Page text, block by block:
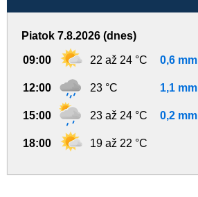
Piatok 7.8.2026 (dnes)
09:00 22 až 24 °C 0,6 mm
12:00 23 °C 1,1 mm
15:00 23 až 24 °C 0,2 mm
18:00 19 až 22 °C